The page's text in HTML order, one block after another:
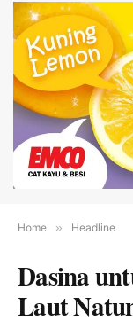
Home » Headline
Dasina
Laut